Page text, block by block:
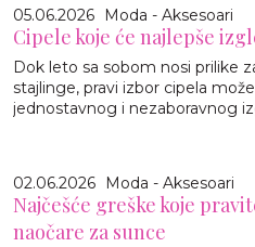
05.06.2026 Moda - Aksesoari
Cipele koje će najlepše
Dok leto sa sobom nosi prilike
stajlinge, pravi izbor cipela
jednostavnog i nezaboravnog
02.06.2026 Moda - Aksesoari
Najčešće greške koje
naočare za sunce